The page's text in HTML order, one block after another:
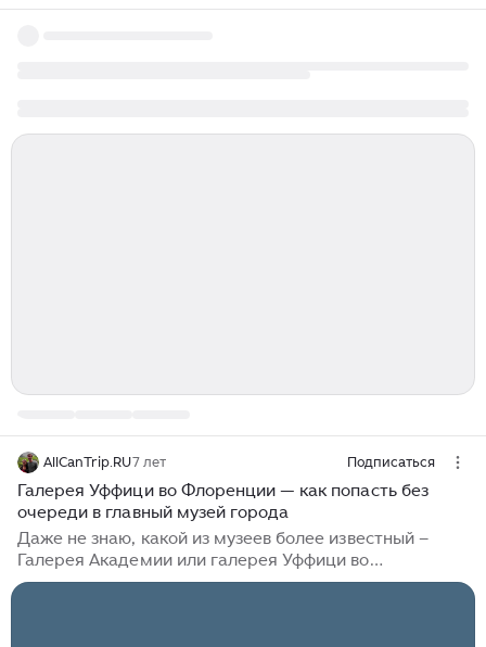
AllCanTrip.RU7 лет Подписаться
Галерея Уффици во Флоренции — как попасть без
очереди в главный музей города
Даже не знаю, какой из музеев более известный –
Галерея Академии или галерея Уффици во
Флоренции? Если судить по количеству произведений